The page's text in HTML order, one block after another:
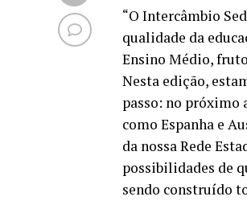
“O Intercâmbio
qualidade da
Ensino Médio,
Nesta edição,
passo: no próximo
como Espanha e
da nossa Rede
possibilidades de
sendo construído